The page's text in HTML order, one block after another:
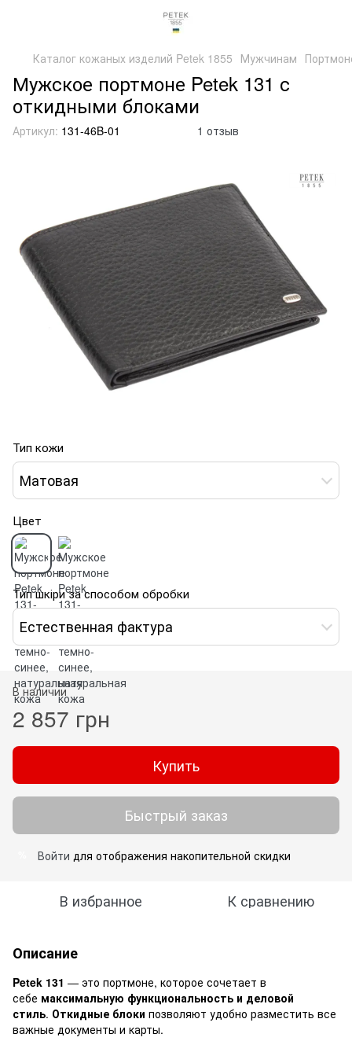
Каталог кожаных изделий Petek 1855 Мужчинам
Мужское портмоне Petek 131 с
откидными блоками
Артикул: 131-46B-01 1 отзыв
Тип кожи
Матовая
Цвет
Тип шкіри за способом обробки
Естественная фактура
В наличии
2 857 грн
Купить
Быстрый заказ
Войти для отображения накопительной скидки
В избранное К сравнению
Описание
Petek 131 — это портмоне, которое сочетает в
себе максимальную функциональность и деловой
стиль. Откидные блоки позволяют удобно разместить все
важные документы и карты.